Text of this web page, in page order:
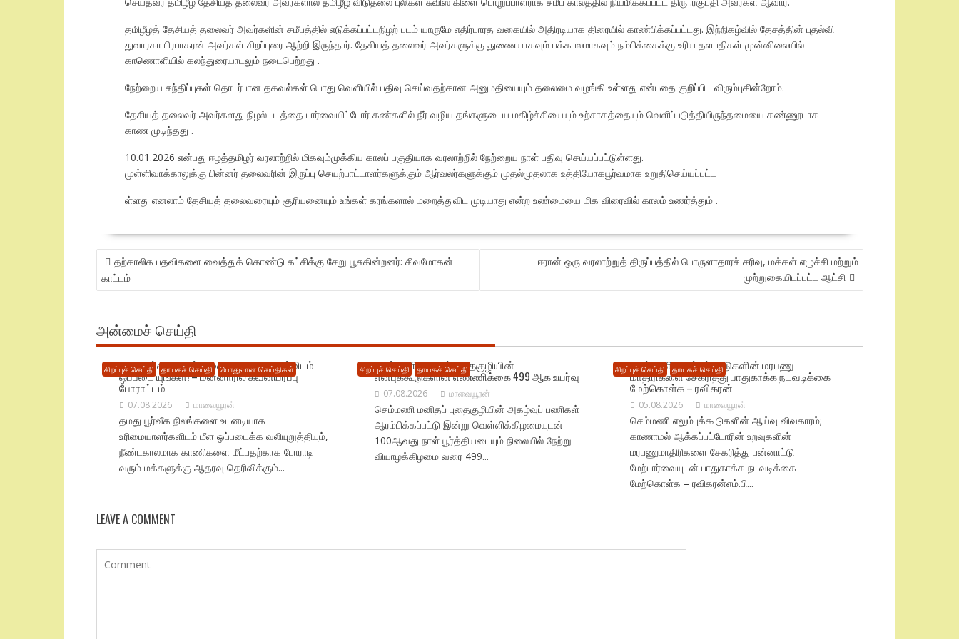
தமிழீழத் தேசியத் தலைவர் அவர்களின் சமீபத்தில் எடுக்கப்பட்டநிழற் படம் யாருமே எதிர்பாரத வகையில் அதிரடியாக திரையில் காண்பிக்கப்பட்டது. இந்நிகழ்வில் தேசத்தின் புதல்வி
துவாரகா பிரபாகரன் அவர்கள் சிறப்புரை ஆற்றி இருந்தார். தேசியத் தலைவர் அவர்களுக்கு துணையாகவும் பக்கபலமாகவும் நம்பிக்கைக்கு உரிய தளபதிகள் முன்னிலையில்
காணொளியில் கலந்துரையாடலும் நடைபெற்றது .
நேற்றைய சந்திப்புகள் தொடர்பான தகவல்கள் பொது வெளியில் பதிவு செய்வதற்கான அனுமதியையும் தலைமை வழங்கி உள்ளது என்பதை குறிப்பிட விரும்புகின்றோம்.
தேசியத் தலைவர் அவர்களது நிழல் படத்தை பார்வையிட்டோர் கண்களில் நீர் வழிய தங்களுடைய மகிழ்ச்சியையும் உற்சாகத்தையும் வெளிப்படுத்தியிருந்தமையை கண்ணூடாக
காண முடிந்தது .
10.01.2026 என்பது ஈழத்தமிழர் வரலாற்றில் மிகவும்முக்கிய காலப் பகுதியாக வரலாற்றில் நேற்றைய நாள் பதிவு செய்யப்பட்டுள்ளது.
முள்ளிவாக்காலுக்கு பின்னர் தலைவரின் இருப்பு செயற்பாட்டாளர்களுக்கும் ஆர்வலர்களுக்கும் முதல்முதலாக உத்தியோகபூர்வமாக உறுதிசெய்யப்பட்ட
ள்ளது எனலாம் தேசியத் தலைவரையும் சூரியனையும் உங்கள் கரங்களால் மறைத்துவிட முடியாது என்ற உண்மையை மிக விரைவில் காலம் உணர்த்தும் .
POST
NAVIGATION
தற்காலிக பதவிகளை வைத்துக் கொண்டு கட்சிக்கு சேறு பூசுகின்றனர்: சிவமோகன்
காட்டம்
ஈரான் ஒரு வரலாற்றுத் திருப்பத்தில் பொருளாதாரச் சரிவு, மக்கள் எழுச்சி மற்றும்
முற்றுகையிடப்பட்ட ஆட்சி
அன்மைச் செய்தி
சிறப்புச் செய்தி தாயகச் செய்தி பொதுவான செய்திகள்
எமது பூர்வீக நிலங் களை உடனடியாக எம்மிடம்
ஒப்படை யுங்கள்! – மன்னாரில் கவனயீர்ப்பு
போராட்டம்
07.08.2026 மாவையூரன்
தமது பூர்வீக நிலங்களை உடனடியாக
உரிமையாளர்களிடம் மீள ஒப்படைக்க வலியுறுத்தியும்,
நீண்டகாலமாக காணிகளை மீட்பதற்காக போராடி
வரும் மக்களுக்கு ஆதரவு தெரிவிக்கும்...
சிறப்புச் செய்தி தாயகச் செய்தி
செம்மணி மனிதப் புதைகுழியின்
என்புக்கூடுகளின் எண்ணிக்கை 499 ஆக உயர்வு
07.08.2026 மாவையூரன்
செம்மணி மனிதப் புதைகுழியின் அகழ்வுப் பணிகள்
ஆரம்பிக்கப்பட்டு இன்று வெள்ளிக்கிழமையுடன்
100ஆவது நாள் பூர்த்தியடையும் நிலையில் நேற்று
வியாழக்கிழமை வரை 499...
சிறப்புச் செய்தி தாயகச் செய்தி
செம்மணி எலும்புக் கூடுகளின் மரபணு
மாதிரிகளை சேகரித்து பாதுகாக்க நடவடிக்கை
மேற்கொள்க – ரவிகரன்
05.08.2026 மாவையூரன்
செம்மணி எலும்புக்கூடுகளின் ஆய்வு விவகாரம்;
காணாமல் ஆக்கப்பட்டோரின் உறவுகளின்
மரபணுமாதிரிகளை சேகரித்து பன்னாட்டு
மேற்பார்வையுடன் பாதுகாக்க நடவடிக்கை
மேற்கொள்க – ரவிகரன்எம்.பி...
LEAVE A COMMENT